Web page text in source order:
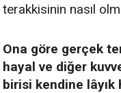
terakkisinin nasıl
Ona göre gerçek
hayal ve diğer
birisi kendine